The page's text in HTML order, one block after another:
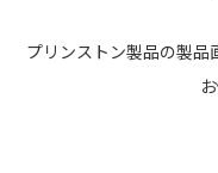
プリンストン製品の製品